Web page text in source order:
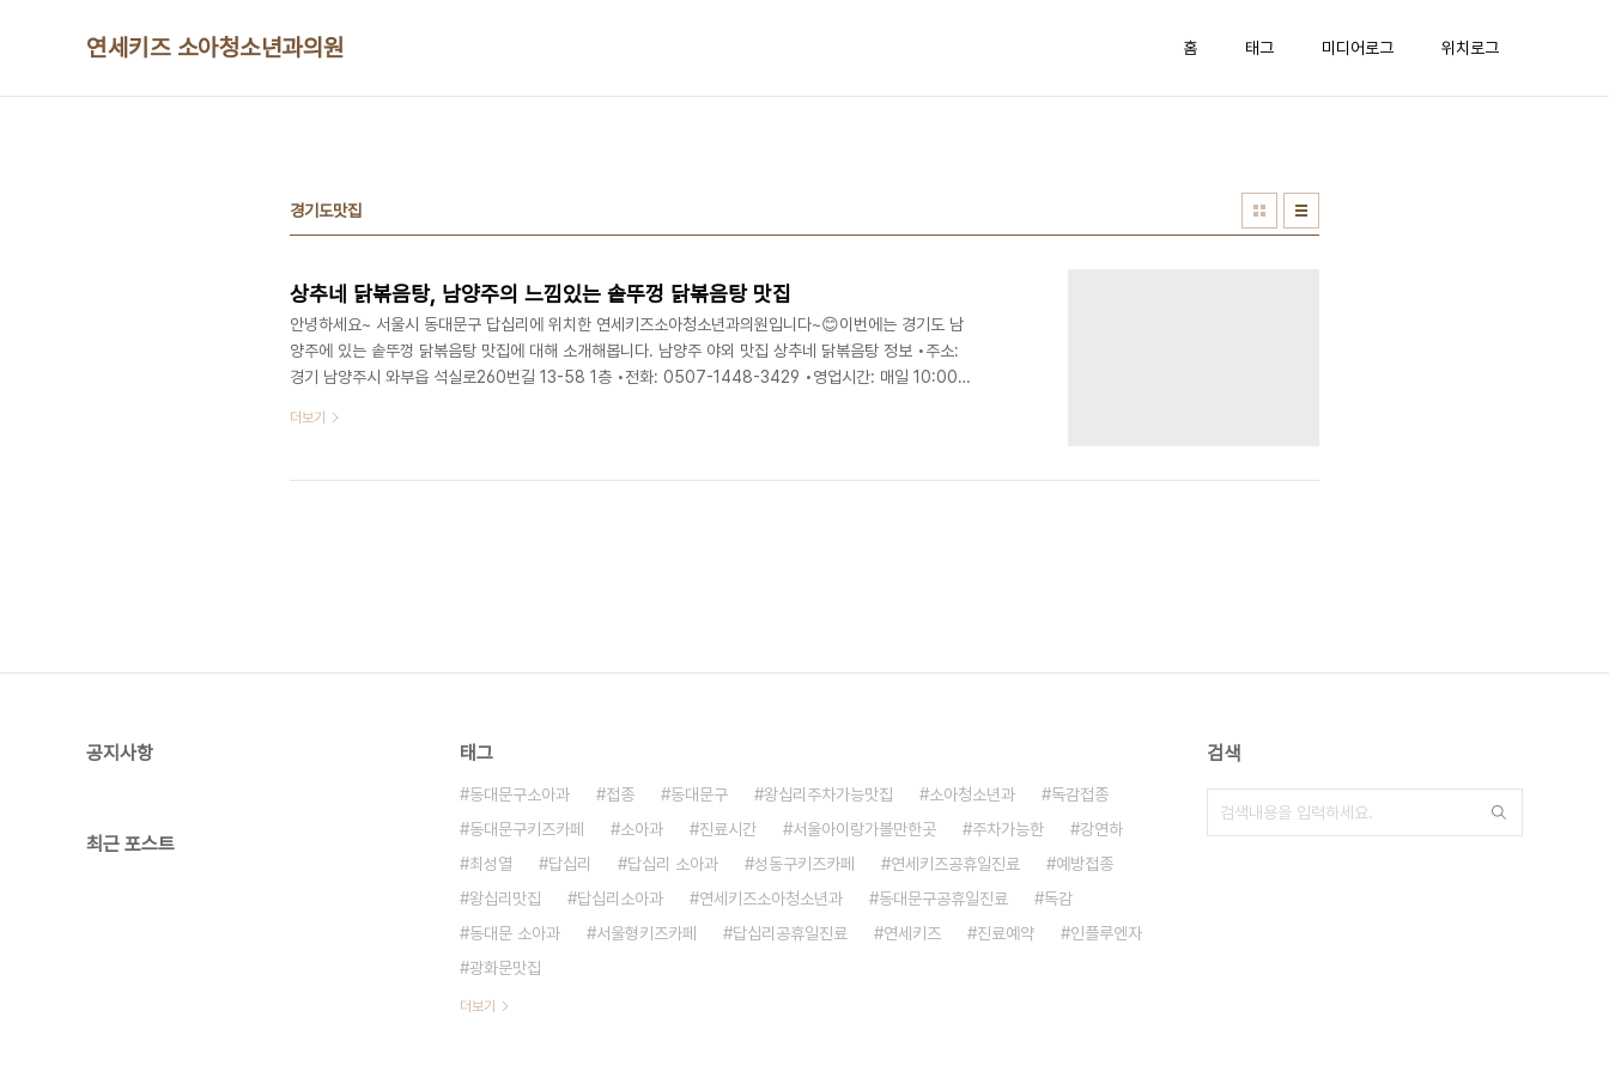
연세키즈 소아청소년과의원 홈 태그 미디어로그 위치로그
경기도맛집
상추네 닭볶음탕, 남양주의 느낌있는 솥뚜껑 닭볶음탕 맛집
안녕하세요~ 서울시 동대문구 답십리에 위치한 연세키즈소아청소년과의원입니다~😊이번에는 경기도 남
양주에 있는 솥뚜껑 닭볶음탕 맛집에 대해 소개해봅니다. 남양주 야외 맛집 상추네 닭볶음탕 정보 •주소:
경기 남양주시 와부읍 석실로260번길 13-58 1층 •전화: 0507-1448-3429 •영업시간: 매일 10:00 -
부읍에 있는 상추네 닭볶음탕입니다~입구에 있는 건물은 카페로 이용중이고, 저희가 식사한 곳은 그 옆쪽
지만, 솥뚜껑 닭볶음탕이라고 쓰여져 있네요 ^^식당 옆쪽에는 닭볶음탕을 위한 장작..
더보기
공지사항
최근 포스트
태그
동대문구소아과 접종 동대문구 왕십리주차가능맛집 소아청소년과
독감접종
동대문구키즈카페
소아과 진료시간 서울아이랑가볼만한곳 주차가능한
강연하
최성열
답십리 답십리 소아과 성동구키즈카페 연세키즈공휴일진료
예방접종
왕십리맛집
답십리소아과 연세키즈소아청소년과 동대문구공휴일진료
독감
동대문 소아과
서울형키즈카페 답십리공휴일진료 연세키즈 진료예약
인플루엔자
광화문맛집
더보기
검색